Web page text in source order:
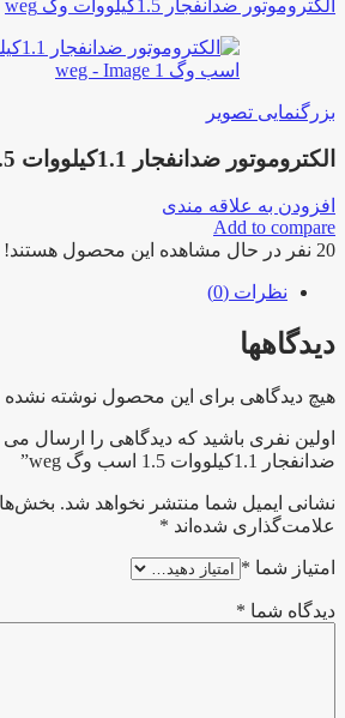
الکتروموتور ضدانفجار 1.5کیلووات وگ weg
بزرگنمایی تصویر
الکتروموتور ضدانفجار 1.1کیلووات 1.5 اسب وگ weg
افزودن به علاقه مندی
Add to compare
20 نفر در حال مشاهده این محصول هستند!
نظرات (0)
دیدگاهها
هیچ دیدگاهی برای این محصول نوشته
اولین نفری باشید که دیدگاهی را ارسال می
ضدانفجار 1.1کیلووات 1.5 اسب وگ weg”
نشانی ایمیل شما منتشر نخواهد شد.
علامت‌گذاری شده‌اند *
امتیاز شما *
دیدگاه شما *